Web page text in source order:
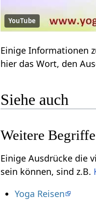
YouTube
Siehe auch
Einige Ausdrücke die vielleicht
sein können, sind z.B.
Yoga Reisen